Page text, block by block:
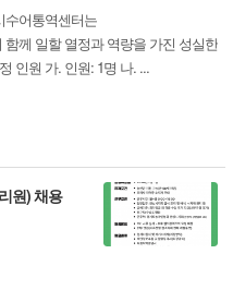
수어통역센터는
께 일할 열정과 역량을 가진 성실한
인원 가. 인원: 1명 나. ...
원) 채용